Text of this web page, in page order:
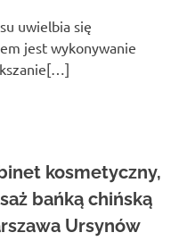
uwielbia się
jest wykonywanie
kosmetyczny,
bańką chińską
Ursynów